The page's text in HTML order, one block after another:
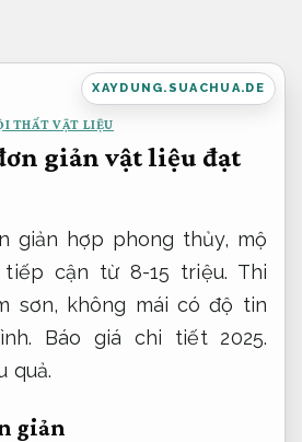
XAYDUNG.SUACHUA.DE
THẤT VẬT LIỆU
giản vật liệu đạt
giản hợp phong thủy, mộ
cận từ 8-15 triệu. Thi
sơn, không mái có độ tin
Báo giá chi tiết 2025.
quả.
giản